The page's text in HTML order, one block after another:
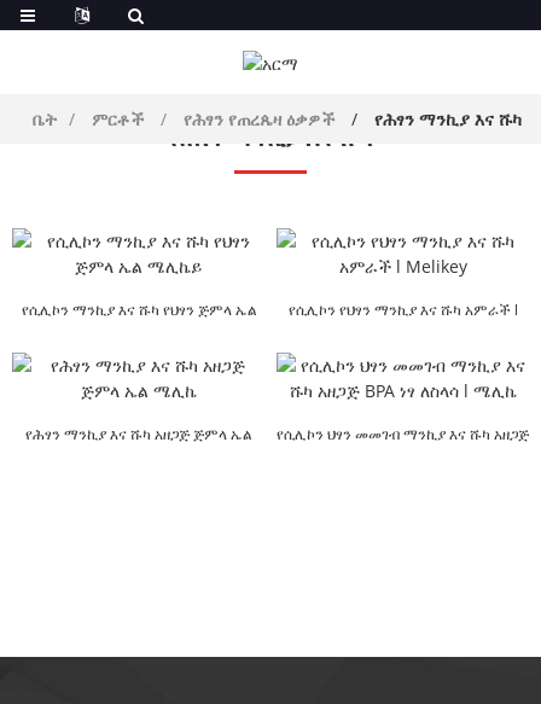
ቤት ምርቶች የሕፃን የጠረጴዛ ዕቃዎች የሕፃን ማንኪያ እና ሹካ
የሕፃን ማንኪያ እና ሹካ
የሲሊኮን ማንኪያ እና ሹካ የህፃን ጅምላ ኤል
የሲሊኮን የህፃን ማንኪያ እና ሹካ አምራች l
የሕፃን ማንኪያ እና ሹካ አዘጋጅ ጅምላ ኤል
የሲሊኮን ህፃን መመገብ ማንኪያ እና ሹካ አዘጋጅ